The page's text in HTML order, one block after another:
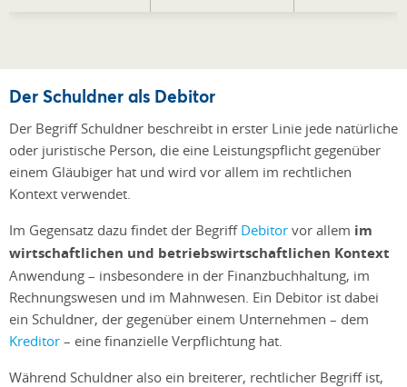
Der Schuldner als Debitor
Der Begriff Schuldner beschreibt in erster Linie jede natürliche
oder juristische Person, die eine Leistungspflicht gegenüber
einem Gläubiger hat und wird vor allem im rechtlichen
Kontext verwendet.
Im Gegensatz dazu findet der Begriff Debitor vor allem im
wirtschaftlichen und betriebswirtschaftlichen Kontext
Anwendung – insbesondere in der Finanzbuchhaltung, im
Rechnungswesen und im Mahnwesen. Ein Debitor ist dabei
ein Schuldner, der gegenüber einem Unternehmen – dem
Kreditor – eine finanzielle Verpflichtung hat.
Während Schuldner also ein breiterer, rechtlicher Begriff ist,